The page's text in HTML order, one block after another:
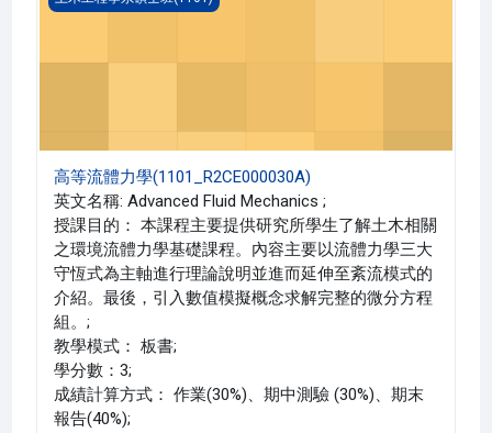
高等流體力學(1101_R2CE000030A)
英文名稱: Advanced Fluid Mechanics ;
授課目的： 本課程主要提供研究所學生了解土木相關
之環境流體力學基礎課程。內容主要以流體力學三大
守恆式為主軸進行理論說明並進而延伸至紊流模式的
介紹。最後，引入數值模擬概念求解完整的微分方程
組。;
教學模式： 板書;
學分數：3;
成績計算方式： 作業(30%)、期中測驗 (30%)、期末
報告(40%);